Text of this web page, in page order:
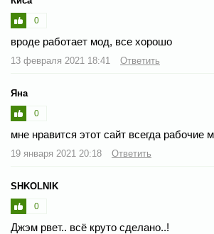
0
вроде работает мод, все хорошо
13 февраля 2021 18:41 Ответить
Яна
0
мне нравится этот сайт всегда рабочие
19 января 2021 20:18 Ответить
SHKOLNIK
0
Джэм рвет.. всё круто сделано..!